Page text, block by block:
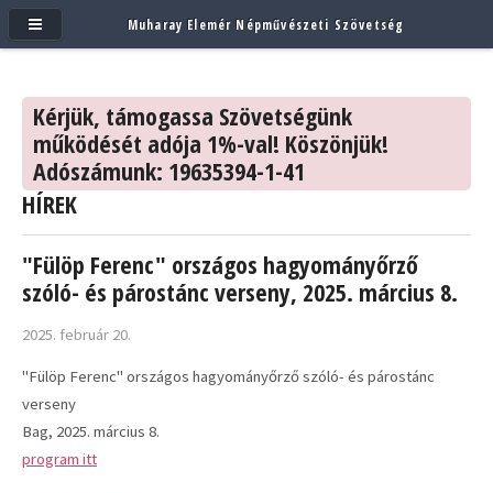
Kérjük, támogassa Szövetségünk
működését adója 1%-val! Köszönjük!
Adószámunk: 19635394-1-41
HÍREK
"Fülöp Ferenc" országos hagyományőrző
szóló- és párostánc verseny, 2025. március 8.
2025. február 20.
"Fülöp Ferenc" országos hagyományőrző szóló- és párostánc
verseny
Bag, 2025. március 8.
program itt
Muharay Elemér Népművészeti Szövetség